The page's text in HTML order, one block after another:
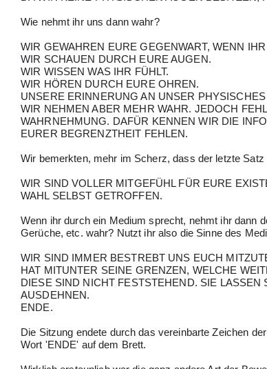
Wie nehmt ihr uns dann wahr?
WIR GEWAHREN EURE GEGENWART, WENN
WIR SCHAUEN DURCH EURE AUGEN.
WIR WISSEN WAS IHR FÜHLT.
WIR HÖREN DURCH EURE OHREN.
UNSERE ERINNERUNG AN UNSER
WIR NEHMEN ABER MEHR WAHR. JEDOCH
WAHRNEHMUNG. DAFÜR KENNEN WIR DIE
EURER BEGRENZTHEIT FEHLEN.
Wir bemerkten, mehr im Scherz, dass der letzte Satz
WIR SIND VOLLER MITGEFÜHL FÜR EURE
WAHL SELBST GETROFFEN.
Wenn ihr durch ein Medium sprecht, nehmt ihr dann
Gerüche, etc. wahr? Nutzt ihr also die Sinne des
WIR SIND IMMER BESTREBT UNS EUCH
HAT MITUNTER SEINE GRENZEN, WELCHE
DIESE SIND NICHT FESTSTEHEND. SIE LASSEN
AUSDEHNEN.
ENDE.
Die Sitzung endete durch das vereinbarte Zeichen
Wort 'ENDE' auf dem Brett.